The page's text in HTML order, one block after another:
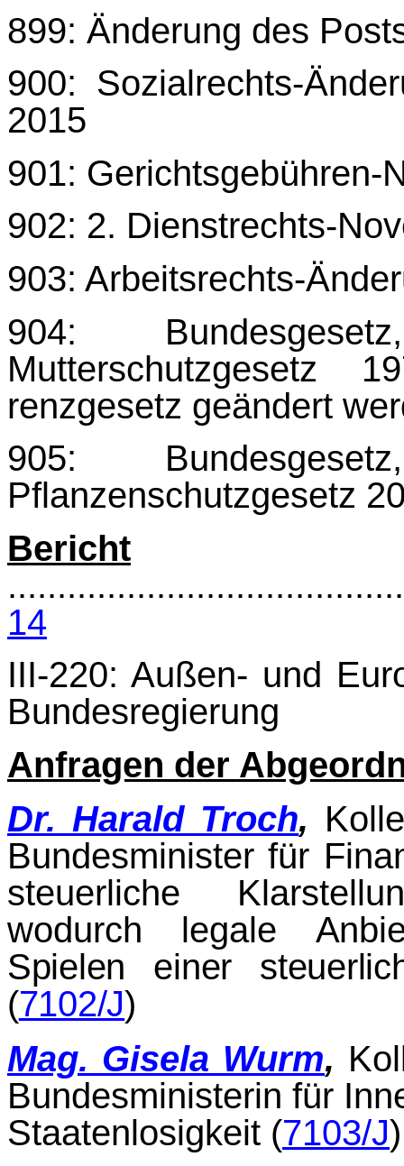
899: Änderung des
900: Sozialrechts-
2015
901: Gerichtsgebühren-
902: 2. Dienstrechts-
903: Arbeitsrechts-
904:
Mutterschutzgesetz
renzgesetz geändert
905:
Pflanzenschutzgesetz
Bericht
14
III-220: Außen- und
Bundesregierung
Anfragen der
Dr. Harald Troch,
Bundesminister für
steuerliche
wodurch legale
Spielen einer
(7102/J)
Mag. Gisela Wurm,
Bundesministerin für
Staatenlosigkeit (7103/J)